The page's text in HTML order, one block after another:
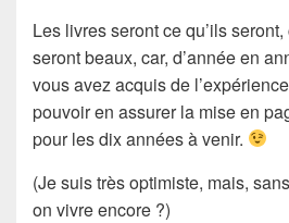
Les livres seront ce qu’ils
seront beaux, car, d’année en
vous avez acquis de
pouvoir en assurer la mise en
pour les dix années à venir.
(Je suis très optimiste, mais,
on vivre encore ?)